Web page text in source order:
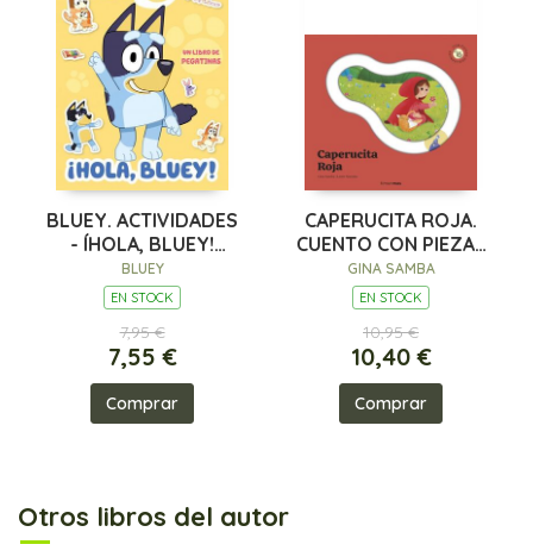
BLUEY. ACTIVIDADES
- ÍHOLA, BLUEY!
LIBRO DE PEGATI
BLUEY
EN STOCK
7,95 €
7,55 €
Comprar
CAPERUCITA ROJA.
CUENTO CON PIEZAS
DESLIZABLES
GINA SAMBA
EN STOCK
10,95 €
10,40 €
Comprar
Otros libros del autor